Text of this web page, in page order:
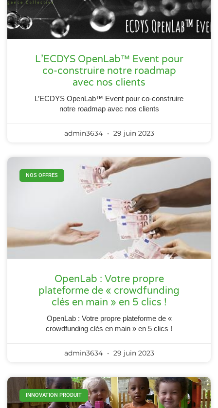
L’ECDYS OpenLab™ Event pour
co-construire notre roadmap
avec nos clients
L’ECDYS OpenLab™ Event pour co-construire
notre roadmap avec nos clients
admin3634 29 juin 2023
NOS OFFRES
OpenLab : Votre propre
plateforme de « crowdfunding
clés en main » en 5 clics !
OpenLab : Votre propre plateforme de «
crowdfunding clés en main » en 5 clics !
admin3634 29 juin 2023
INNOVATION PRODUIT